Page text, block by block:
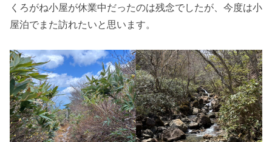
くろがね小屋が休業中だったのは残念でしたが、今度は小
屋泊でまた訪れたいと思います。